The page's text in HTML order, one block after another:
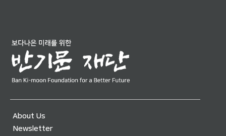
About Us
Newsletter